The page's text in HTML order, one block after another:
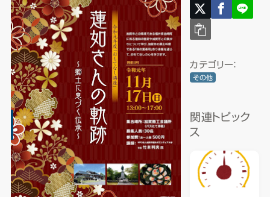
カテゴリー：
その他
関連トピック
ス